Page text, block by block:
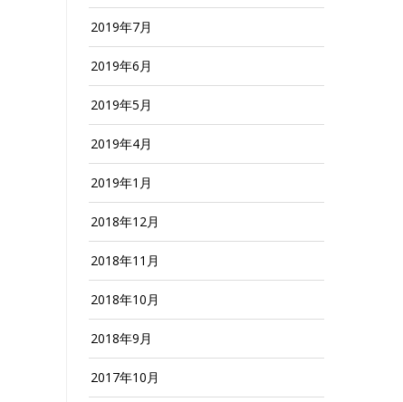
2019年7月
2019年6月
2019年5月
2019年4月
2019年1月
2018年12月
2018年11月
2018年10月
2018年9月
2017年10月